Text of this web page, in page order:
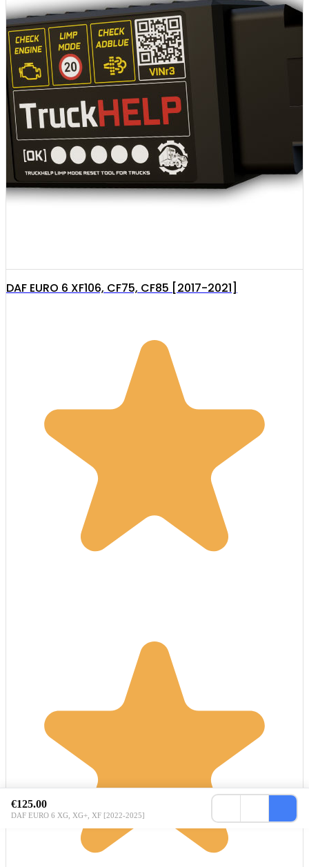
DAF EURO 6 XF106, CF75, CF85 [2017-2021]
€125.00
DAF EURO 6 XG, XG+, XF [2022-2025]